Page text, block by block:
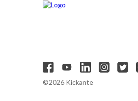
©2026 Kickante